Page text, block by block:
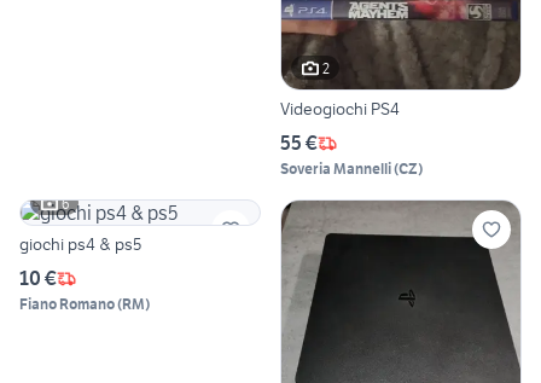
2
Videogiochi PS4
55 €
Soveria Mannelli(CZ)
6
giochi ps4 & ps5
10 €
Fiano Romano(RM)